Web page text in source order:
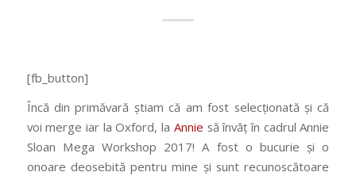
[fb_button]
Încă din primăvară știam că am fost selecționată și că
voi merge iar la Oxford, la Annie să învăț în cadrul Annie
Sloan Mega Workshop 2017! A fost o bucurie și o
onoare deosebită pentru mine și sunt recunoscătoare